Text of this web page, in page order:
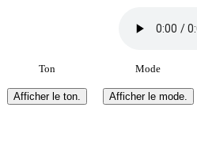
Ton Mode